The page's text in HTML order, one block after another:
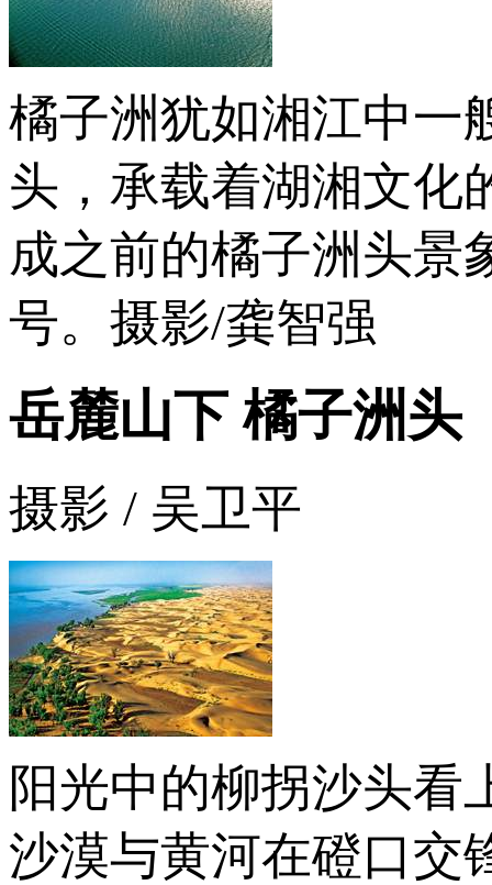
橘子洲犹如湘江中一
头，承载着湖湘文化
成之前的橘子洲头景
号。摄影/龚智强
岳麓山下 橘子洲头
摄影 / 吴卫平
阳光中的柳拐沙头看
沙漠与黄河在磴口交